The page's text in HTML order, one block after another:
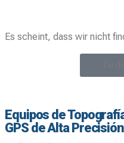
Es scheint, dass wir nicht
Equipos de
GPS de Alta